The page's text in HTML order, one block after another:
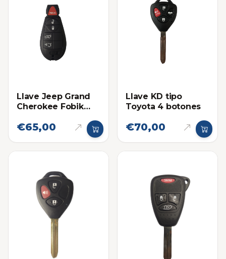
Llave Jeep Grand
Cherokee Fobik
€65,00
Llave KD tipo
Toyota 4 botones
€70,00